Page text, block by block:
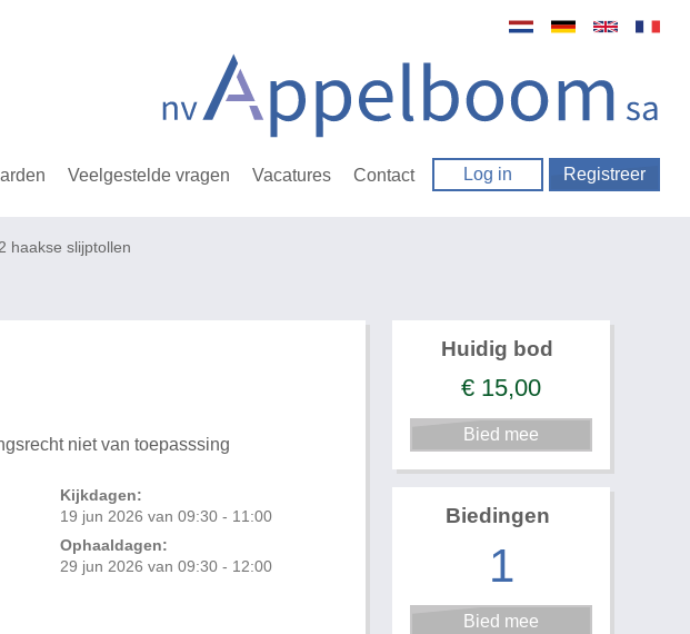
Veelgestelde vragen Vacatures Contact Log in Registreer
haakse slijptollen
niet van toepasssing
Kijkdagen:
19 jun 2026 van 09:30 - 11:00
Ophaaldagen:
29 jun 2026 van 09:30 - 12:00
Huidig bod
€ 15,00
Biedingen
1